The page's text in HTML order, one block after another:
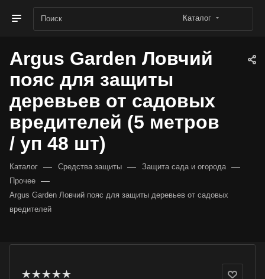
Каталог
Argus Garden Ловчий
пояс для защиты
деревьев от садовых
вредителей (5 метров
/ уп 48 шт)
Каталог — Средства защиты — Защита сада и огорода —
Прочее —
Argus Garden Ловчий пояс для защиты деревьев от садовых
вредителей